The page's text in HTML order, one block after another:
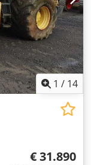
1 / 14
€ 31.890